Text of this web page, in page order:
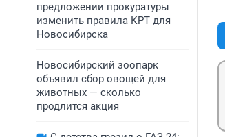
предложении прокуратуры
изменить правила КРТ для
Новосибирска
Новосибирский зоопарк
объявил сбор овощей для
животных — сколько
продлится акция